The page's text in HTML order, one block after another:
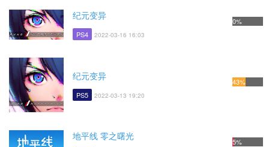
纪元变异
PS4 2022-03-16 16:03
0%
纪元变异
PS5 2022-03-13 19:20
43%
地平线 零之曙光 5%